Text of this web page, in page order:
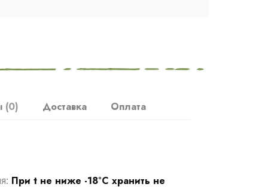
(0) Доставка Оплата
При t не ниже -18°С хранить не